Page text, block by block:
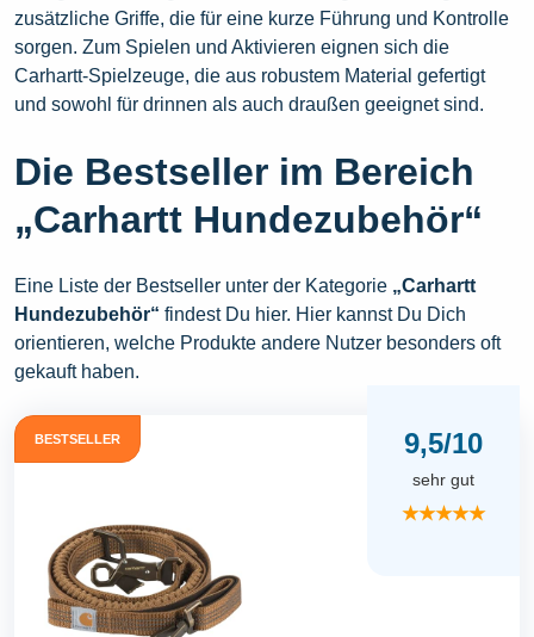
zusätzliche Griffe, die für eine kurze Führung und Kontrolle
sorgen. Zum Spielen und Aktivieren eignen sich die
Carhartt-Spielzeuge, die aus robustem Material gefertigt
und sowohl für drinnen als auch draußen geeignet sind.
Die Bestseller im Bereich
„Carhartt Hundezubehör“
Eine Liste der Bestseller unter der Kategorie „Carhartt
Hundezubehör“ findest Du hier. Hier kannst Du Dich
orientieren, welche Produkte andere Nutzer besonders oft
gekauft haben.
BESTSELLER 9,5/10
sehr gut
★★★★★